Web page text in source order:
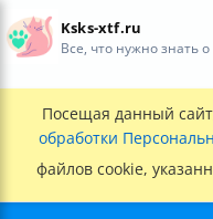
Ksks-xtf.ru
Все, что нужно знать
Посещая данный
обработки
файлов cookie,